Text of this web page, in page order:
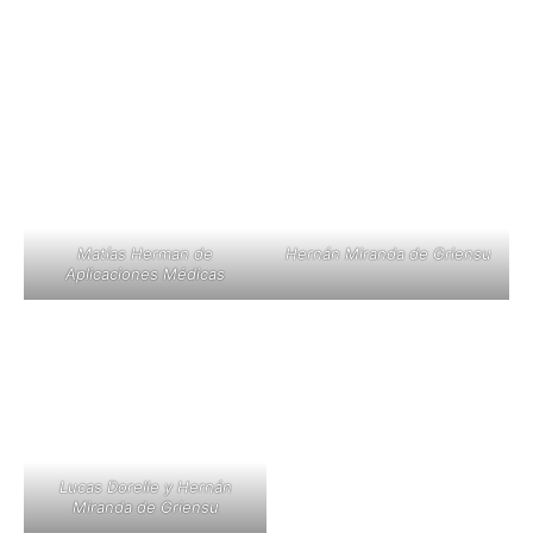
Matías Herman de
Aplicaciones Médicas
Hernán Miranda de Griensu
Lucas Dorelle y Hernán
Miranda de Griensu